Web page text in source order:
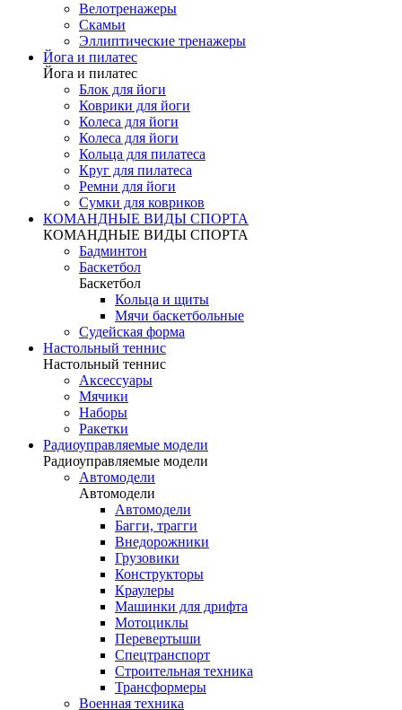
Велотренажеры
Скамьи
Эллиптические тренажеры
Йога и пилатес
Йога и пилатес
Блок для йоги
Коврики для йоги
Колеса для йоги
Колеса для йоги
Кольца для пилатеса
Круг для пилатеса
Ремни для йоги
Сумки для ковриков
КОМАНДНЫЕ ВИДЫ СПОРТА
КОМАНДНЫЕ ВИДЫ СПОРТА
Бадминтон
Баскетбол
Баскетбол
Кольца и щиты
Мячи баскетбольные
Судейская форма
Настольный теннис
Настольный теннис
Аксессуары
Мячики
Наборы
Ракетки
Радиоуправляемые модели
Радиоуправляемые модели
Автомодели
Автомодели
Автомодели
Багги, трагги
Внедорожники
Грузовики
Конструкторы
Краулеры
Машинки для дрифта
Мотоциклы
Перевертыши
Спецтранспорт
Строительная техника
Трансформеры
Военная техника